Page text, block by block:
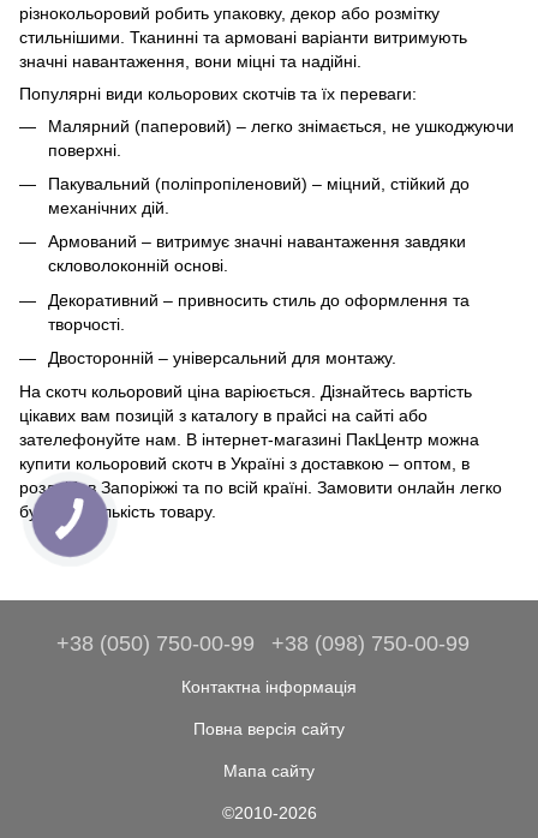
різнокольоровий робить упаковку, декор або розмітку
стильнішими. Тканинні та армовані варіанти витримують
значні навантаження, вони міцні та надійні.
Популярні види кольорових скотчів та їх переваги:
Малярний (паперовий) – легко знімається, не ушкоджуючи
поверхні.
Пакувальний (поліпропіленовий) – міцний, стійкий до
механічних дій.
Армований – витримує значні навантаження завдяки
скловолоконній основі.
Декоративний – привносить стиль до оформлення та
творчості.
Двосторонній – універсальний для монтажу.
На скотч кольоровий ціна варіюється. Дізнайтесь вартість
цікавих вам позицій з каталогу в прайсі на сайті або
зателефонуйте нам. В інтернет-магазині ПакЦентр можна
купити кольоровий скотч в Україні з доставкою – оптом, в
роздріб, в Запоріжжі та по всій країні. Замовити онлайн легко
будь-яку кількість товару.
+38 (050) 750-00-99 +38 (098) 750-00-99
Контактна інформація
Повна версія сайту
Мапа сайту
©2010-2026